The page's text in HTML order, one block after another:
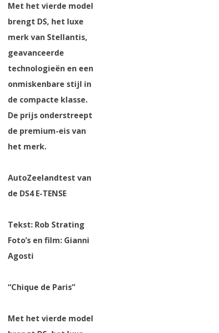
Met het vierde model
brengt DS, het luxe
merk van Stellantis,
geavanceerde
technologieën en een
onmiskenbare stijl in
de compacte klasse.
De prijs onderstreept
de premium-eis van
het merk.
AutoZeelandtest van
de DS4 E-TENSE
Tekst: Rob Strating
Foto’s en film: Gianni
Agosti
“Chique de Paris”
Met het vierde model